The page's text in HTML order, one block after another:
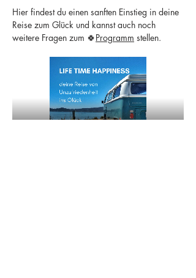
Hier findest du einen sanften Einstieg in deine
Reise zum Glück und kannst auch noch
weitere Fragen zum 🍀Programm stellen.